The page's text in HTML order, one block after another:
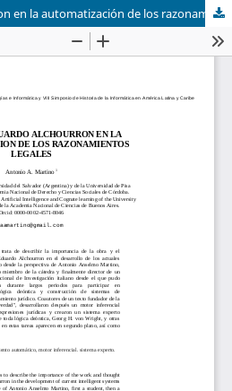
Carlos Eduardo Alchourron en la automatización de los razonamientos legales